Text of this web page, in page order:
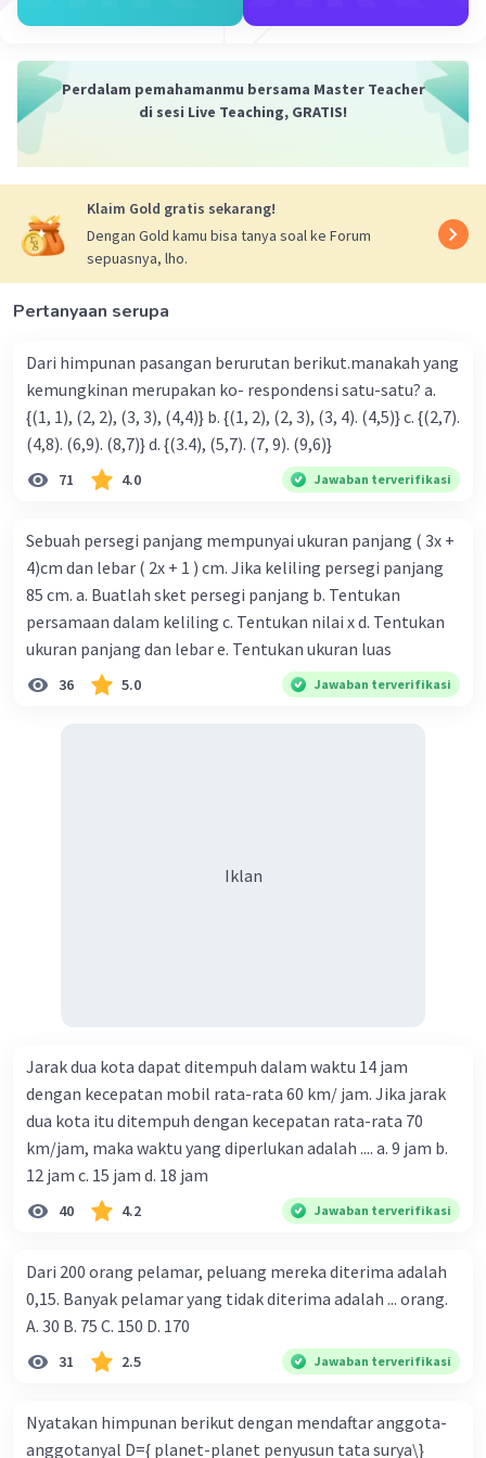
Perdalam pemahamanmu bersama Master Teacher
di sesi Live Teaching, GRATIS!
Klaim Gold gratis sekarang!
Dengan Gold kamu bisa tanya soal ke Forum
sepuasnya, lho.
Pertanyaan serupa
Dari himpunan pasangan berurutan berikut.manakah yang
kemungkinan merupakan ko- respondensi satu-satu? a.
{(1, 1), (2, 2), (3, 3), (4,4)} b. {(1, 2), (2, 3), (3, 4). (4,5)} c. {(2,7).
(4,8). (6,9). (8,7)} d. {(3.4), (5,7). (7, 9). (9,6)}
71 4.0 Jawaban terverifikasi
Sebuah persegi panjang mempunyai ukuran panjang ( 3x +
4)cm dan lebar ( 2x + 1 ) cm. Jika keliling persegi panjang
85 cm. a. Buatlah sket persegi panjang b. Tentukan
persamaan dalam keliling c. Tentukan nilai x d. Tentukan
ukuran panjang dan lebar e. Tentukan ukuran luas
36 5.0 Jawaban terverifikasi
Iklan
Jarak dua kota dapat ditempuh dalam waktu 14 jam
dengan kecepatan mobil rata-rata 60 km/ jam. Jika jarak
dua kota itu ditempuh dengan kecepatan rata-rata 70
km/jam, maka waktu yang diperlukan adalah .... a. 9 jam b.
12 jam c. 15 jam d. 18 jam
40 4.2 Jawaban terverifikasi
Dari 200 orang pelamar, peluang mereka diterima adalah
0,15. Banyak pelamar yang tidak diterima adalah ... orang.
A. 30 B. 75 C. 150 D. 170
31 2.5 Jawaban terverifikasi
Nyatakan himpunan berikut dengan mendaftar anggota-
anggotanyal D={ planet-planet penyusun tata surya\}